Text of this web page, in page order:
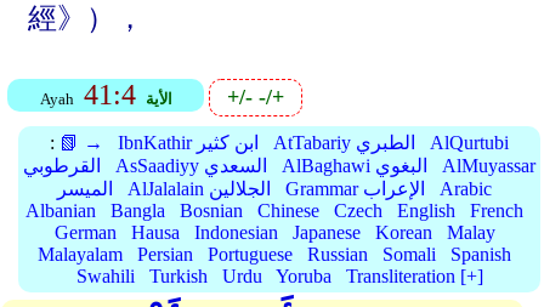
經》），
Ayah 41:4 الأية +/--/+
: 📗 → IbnKathir ابن كثير AtTabariy الطبري
AlQurtubi
القرطوبي
AsSaadiyy السعدي AlBaghawi البغوي
AlMuyassar
الميسر
AlJalalain الجلالين Grammar الإعراب
Arabic
Albanian
Bangla Bosnian Chinese Czech English
French
German
Hausa Indonesian Japanese Korean
Malay
Malayalam
Persian Portuguese Russian Somali
Spanish
Swahili
Turkish Urdu Yoruba Transliteration [+]